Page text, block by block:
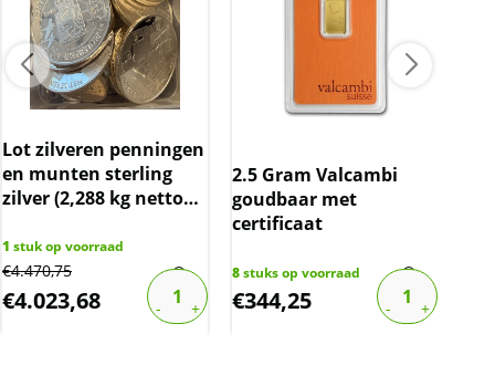
Lot zilveren penningen
en munten sterling
zilver (2,288 kg netto
1 stuk op voorraad
€4.470,75
€4.023,68
2.5 Gram Valcambi
goudbaar met
certificaat
8stuks op voorraad
€344,25